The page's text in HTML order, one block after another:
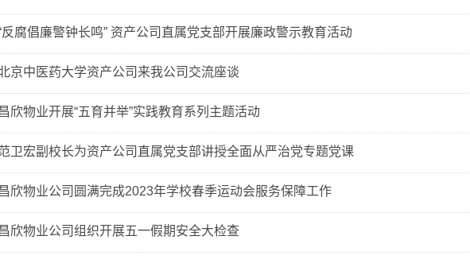
反腐倡廉警钟长鸣” 资产公司直属党支部开展廉政警示教育活动
京中医药大学资产公司来我公司交流座谈
欣物业开展“五育并举”实践教育系列主题活动
卫宏副校长为资产公司直属党支部讲授全面从严治党专题党课
欣物业公司圆满完成2023年学校春季运动会服务保障工作
欣物业公司组织开展五一假期安全大检查